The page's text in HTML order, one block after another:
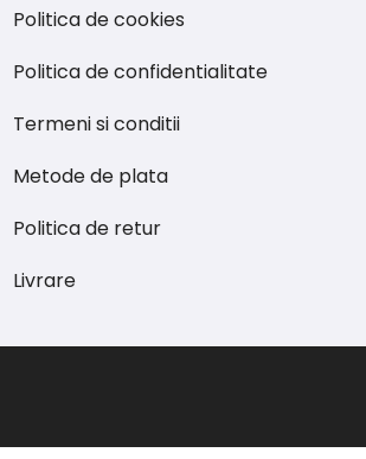
Politica de cookies
Politica de confidentialitate
Termeni si conditii
Metode de plata
Politica de retur
Livrare